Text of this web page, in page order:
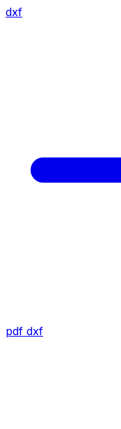
dxf
pdf dxf